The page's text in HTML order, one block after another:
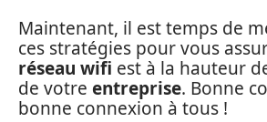
Maintenant, il est temps de
ces stratégies pour vous
réseau wifi est à la hauteur
de votre entreprise. Bonne
bonne connexion à tous !